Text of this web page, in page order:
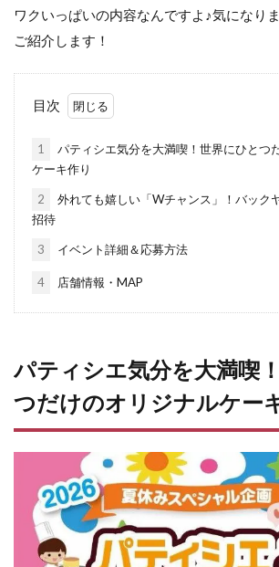
ワクいっぱいの内容なんですよ♪気になり
ご紹介します！
目次
1
パティシエ気分を大満喫！世界にひとつ
ケーキ作り
2
外れても嬉しい「Wチャンス」！バック
招待
3 イベント詳細＆応募方法
4 店舗情報・MAP
パティシエ気分を大満喫
つだけのオリジナルケー